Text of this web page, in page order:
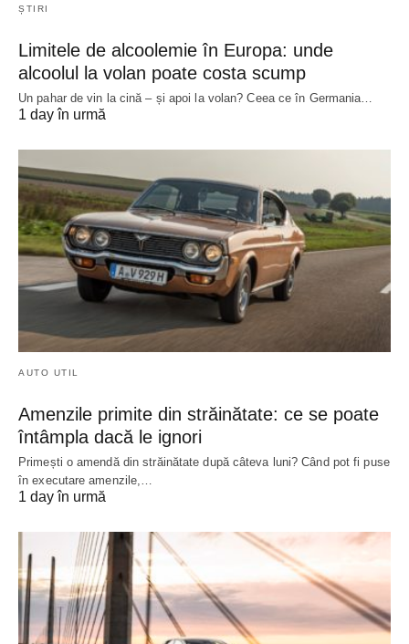
ȘTIRI
Limitele de alcoolemie în Europa: unde
alcoolul la volan poate costa scump
Un pahar de vin la cină – și apoi la volan? Ceea ce în Germania…
1 day în urmă
AUTO UTIL
Amenzile primite din străinătate: ce se poate
întâmpla dacă le ignori
Primești o amendă din străinătate după câteva luni? Când pot fi puse
în executare amenzile,…
1 day în urmă